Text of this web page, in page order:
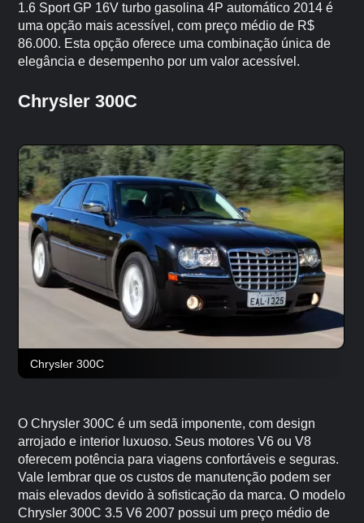
1.6 Sport GP 16V turbo gasolina 4P automático 2014 é
uma opção mais acessível, com preço médio de R$
86.000. Esta opção oferece uma combinação única de
elegância e desempenho por um valor acessível.
Chrysler 300C
Chrysler 300C
O Chrysler 300C é um sedã imponente, com design
arrojado e interior luxuoso. Seus motores V6 ou V8
oferecem potência para viagens confortáveis e seguras.
Vale lembrar que os custos de manutenção podem ser
mais elevados devido à sofisticação da marca. O modelo
Chrysler 300C 3.5 V6 2007 possui um preço médio de